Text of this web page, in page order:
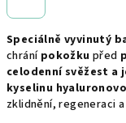
Speciálně vyvinutý
chrání pokožku před
celodenní svěžest a
kyselinu
zklidnění, regeneraci